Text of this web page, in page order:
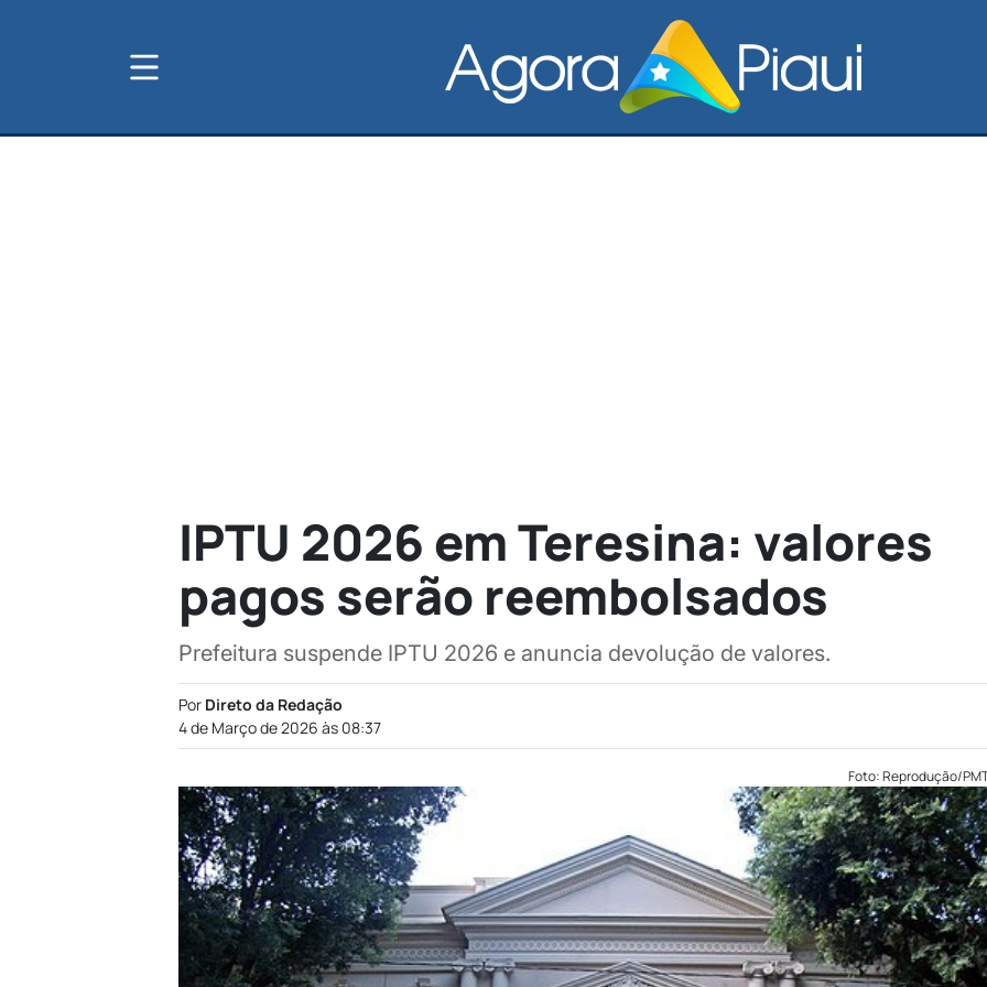
IPTU 2026 em Teresina: valores
pagos serão reembolsados
Prefeitura suspende IPTU 2026 e anuncia devolução de valores.
Por Direto da Redação
4 de Março de 2026 às 08:37
Foto: Reprodução/